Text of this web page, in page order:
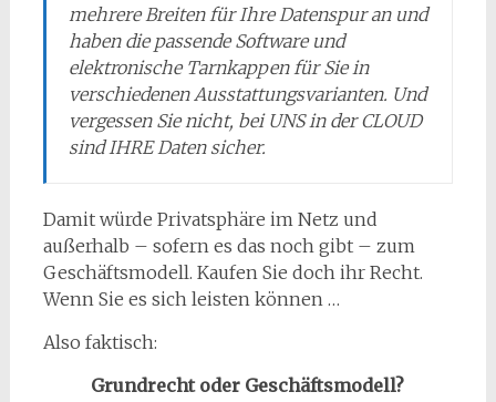
mehrere Breiten für Ihre Datenspur an und
haben die passende Software und
elektronische Tarnkappen für Sie in
verschiedenen Ausstattungsvarianten. Und
vergessen Sie nicht, bei UNS in der CLOUD
sind IHRE Daten sicher.
Damit würde Privatsphäre im Netz und
außerhalb – sofern es das noch gibt – zum
Geschäftsmodell. Kaufen Sie doch ihr Recht.
Wenn Sie es sich leisten können …
Also faktisch:
Grundrecht oder Geschäftsmodell?